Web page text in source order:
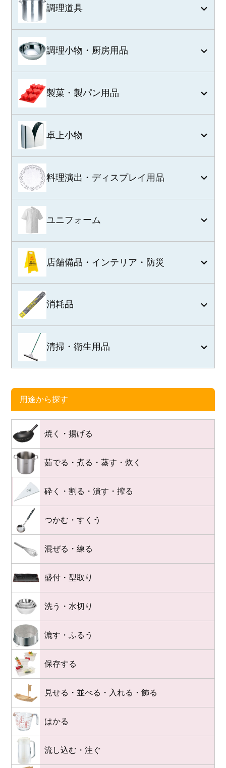
調理道具
調理小物・厨房用品
製菓・製パン用品
卓上小物
料理演出・ディスプレイ用品
ユニフォーム
店舗備品・インテリア・防災
消耗品
清掃・衛生用品
用途から探す
焼く・揚げる
茹でる・煮る・蒸す・炊く
砕く・割る・潰す・搾る
つかむ・すくう
混ぜる・練る
盛付・型取り
洗う・水切り
漉す・ふるう
保存する
見せる・並べる・入れる・飾る
はかる
流し込む・注ぐ